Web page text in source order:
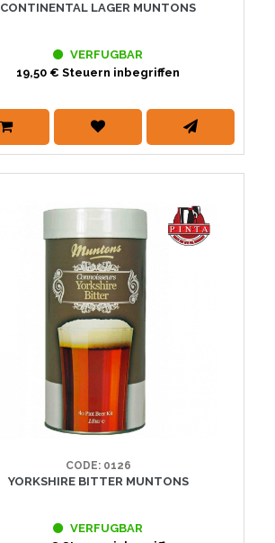
CONTINENTAL LAGER MUNTONS
VERFUGBAR
19,50 € Steuern inbegriffen
CODE: 0126
YORKSHIRE BITTER MUNTONS
VERFUGBAR